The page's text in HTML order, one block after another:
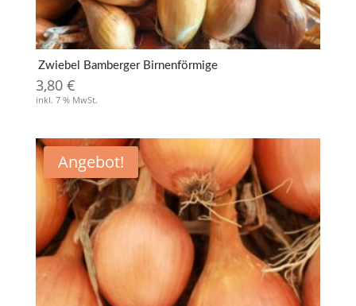
Zwiebel Bamberger Birnenförmige
3,80 €
inkl. 7 % MwSt.
Angebot!